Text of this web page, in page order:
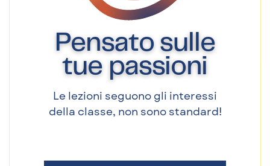
Pensato sulle
tue passioni
Le lezioni seguono gli interessi
della classe, non sono standard!